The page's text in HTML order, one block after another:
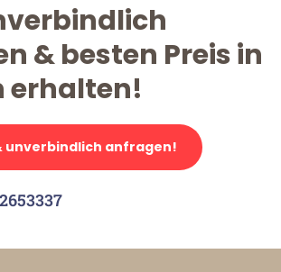
& besten Preis in
erhalten!
unverbindlich anfragen!